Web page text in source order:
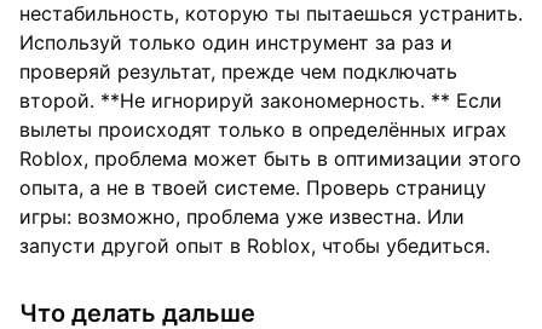
нестабильность, которую ты пытаешься устранить.
Используй только один инструмент за раз и
проверяй результат, прежде чем подключать
второй. **Не игнорируй закономерность. ** Если
вылеты происходят только в определённых играх
Roblox, проблема может быть в оптимизации этого
опыта, а не в твоей системе. Проверь страницу
игры: возможно, проблема уже известна. Или
запусти другой опыт в Roblox, чтобы убедиться.
Что делать дальше